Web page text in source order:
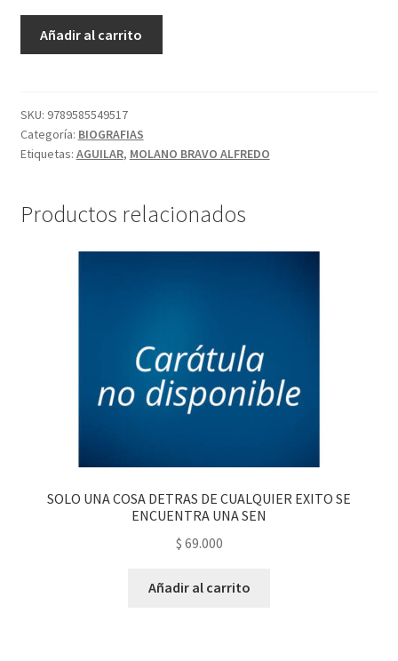
Añadir al carrito
SKU: 9789585549517
Categoría: BIOGRAFIAS
Etiquetas: AGUILAR, MOLANO BRAVO ALFREDO
Productos relacionados
SOLO UNA COSA DETRAS DE CUALQUIER EXITO SE
ENCUENTRA UNA SEN
$ 69.000
Añadir al carrito